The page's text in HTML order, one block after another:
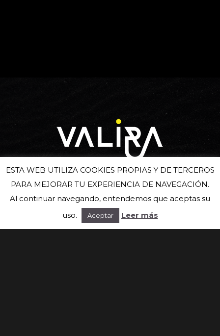
Suscríbete a nuestra newsletter
ESTA WEB UTILIZA COOKIES PROPIAS Y DE TERCEROS
PARA MEJORAR TU EXPERIENCIA DE NAVEGACIÓN.
Al continuar navegando, entendemos que aceptas su
uso.
Aceptar Leer más